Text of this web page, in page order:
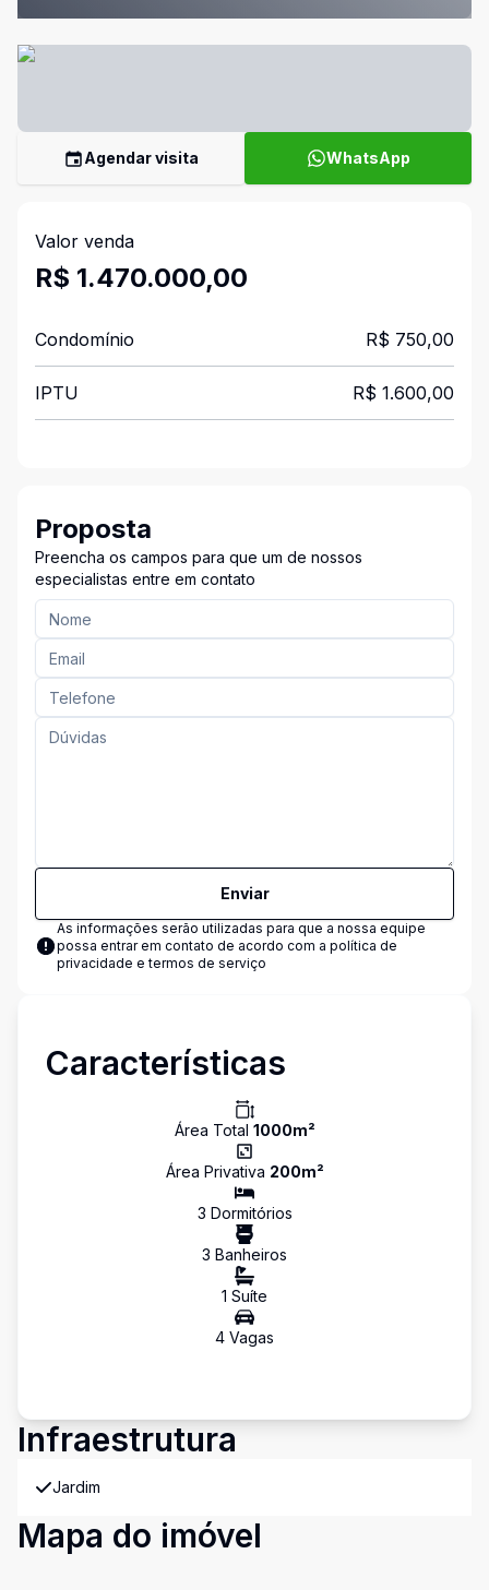
Agendar visita WhatsApp
Valor venda
R$ 1.470.000,00
Condomínio R$ 750,00
IPTU R$ 1.600,00
Proposta
Preencha os campos para que um de nossos
especialistas entre em contato
Enviar
As informações serão utilizadas para que a nossa equipe
possa entrar em contato de acordo com a política de
privacidade e termos de serviço
Características
Área Total 1000m²
Área Privativa 200m²
3 Dormitórios
3 Banheiros
1 Suíte
4 Vagas
Infraestrutura
Jardim
Mapa do imóvel